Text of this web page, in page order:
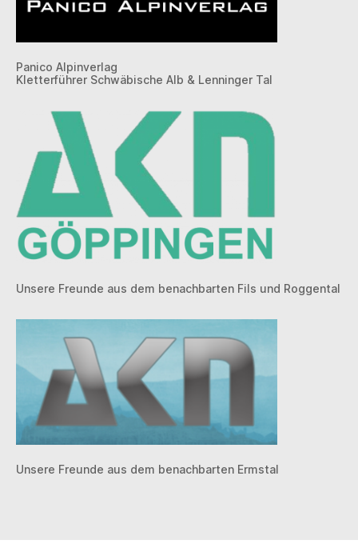
Panico Alpinverlag
Kletterführer Schwäbische Alb & Lenninger Tal
Unsere Freunde aus dem benachbarten Fils und Roggental
Unsere Freunde aus dem benachbarten Ermstal